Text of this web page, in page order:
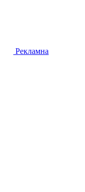
Рекламна